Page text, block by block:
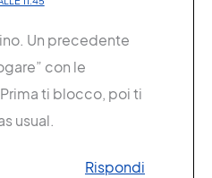
Un precedente
con le
ti blocco, poi ti
usual.
Rispondi